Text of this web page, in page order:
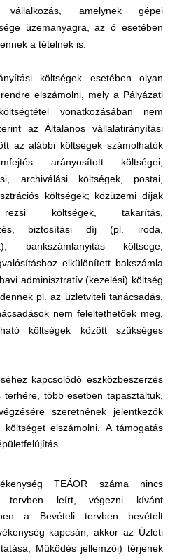
vállalkozás, amelynek gépei
üzemanyagra, az ő esetében
a tételnek is.
költségek esetében olyan
elszámolni, mely a Pályázati
vonatkozásában nem
az Általános vállalatirányítási
az alábbi költségek számolhatók
arányosított költségei;
archiválási költségek, postai,
költségek; közüzemi díjak
költségek, takarítás,
biztosítási díj (pl. iroda,
bankszámlanyitás költsége,
elkülönített bakszámla
adminisztratív (kezelési) költség
pl. az üzletviteli tanácsadás,
nem feleltethetőek meg,
költségek között szükséges
kapcsolódó eszközbeszerzés
több esetben tapasztaltuk,
szeretnének jelentkezők
elszámolni. A támogatás
TEÁOR száma nincs
tervben leírt, végezni kívánt
a Bevételi tervben bevételt
kapcsán, akkor az Üzleti
Működés jellemzői) térjenek